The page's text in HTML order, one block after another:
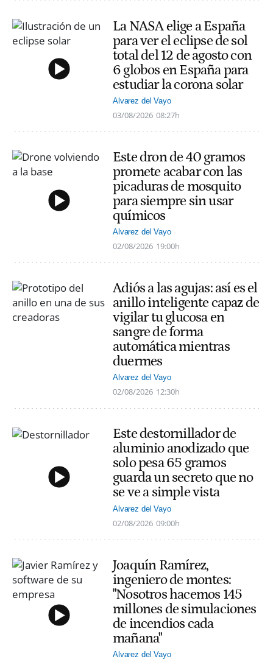
La NASA elige a España
para ver el eclipse de sol
total del 12 de agosto con
6 globos en España para
estudiar la corona solar
Alvarez del Vayo
03/08/2026 08:27h
Este dron de 40 gramos
promete acabar con las
picaduras de mosquito
para siempre sin usar
químicos
Alvarez del Vayo
02/08/2026 19:00h
Adiós a las agujas: así es el
anillo inteligente capaz de
vigilar tu glucosa en
sangre de forma
automática mientras
duermes
Alvarez del Vayo
02/08/2026 12:30h
Este destornillador de
aluminio anodizado que
solo pesa 65 gramos
guarda un secreto que no
se ve a simple vista
Alvarez del Vayo
02/08/2026 09:00h
Joaquín Ramírez,
ingeniero de montes:
"Nosotros hacemos 145
millones de simulaciones
de incendios cada
mañana"
Alvarez del Vayo